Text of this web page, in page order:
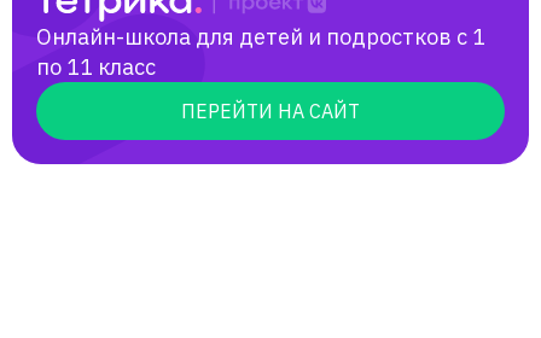
Онлайн-школа для детей и подростков с 1
по 11 класс
ПЕРЕЙТИ НА САЙТ